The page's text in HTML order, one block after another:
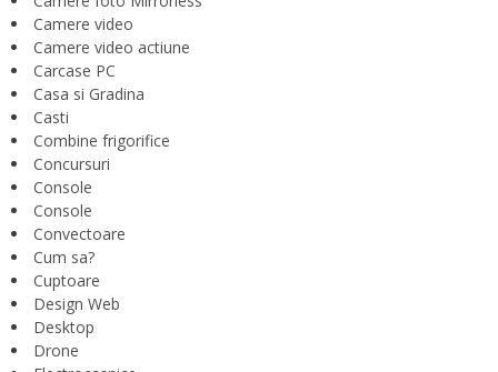
Camere video
Camere video actiune
Carcase PC
Casa si Gradina
Casti
Combine frigorifice
Concursuri
Console
Console
Convectoare
Cum sa?
Cuptoare
Design Web
Desktop
Drone